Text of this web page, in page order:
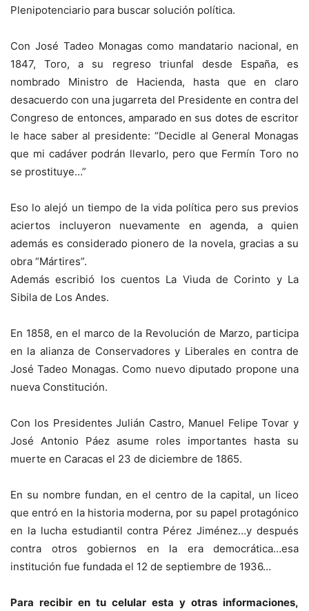
Plenipotenciario para buscar solución política.
Con José Tadeo Monagas como mandatario nacional, en
1847, Toro, a su regreso triunfal desde España, es
nombrado Ministro de Hacienda, hasta que en claro
desacuerdo con una jugarreta del Presidente en contra del
Congreso de entonces, amparado en sus dotes de escritor
le hace saber al presidente: “Decidle al General Monagas
que mi cadáver podrán llevarlo, pero que Fermín Toro no
se prostituye…”
Eso lo alejó un tiempo de la vida política pero sus previos
aciertos incluyeron nuevamente en agenda, a quien
además es considerado pionero de la novela, gracias a su
obra “Mártires”.
Además escribió los cuentos La Viuda de Corinto y La
Sibila de Los Andes.
En 1858, en el marco de la Revolución de Marzo, participa
en la alianza de Conservadores y Liberales en contra de
José Tadeo Monagas. Como nuevo diputado propone una
nueva Constitución.
Con los Presidentes Julián Castro, Manuel Felipe Tovar y
José Antonio Páez asume roles importantes hasta su
muerte en Caracas el 23 de diciembre de 1865.
En su nombre fundan, en el centro de la capital, un liceo
que entró en la historia moderna, por su papel protagónico
en la lucha estudiantil contra Pérez Jiménez…y después
contra otros gobiernos en la era democrática…esa
institución fue fundada el 12 de septiembre de 1936…
Para recibir en tu celular esta y otras informaciones,